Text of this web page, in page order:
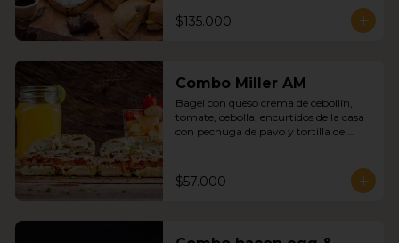
$135.000
Combo Miller AM
Bagel con queso crema de cebollín,
tomate, cebolla, encurtidos de la casa
con pechuga de pavo y tortilla de
$57.000